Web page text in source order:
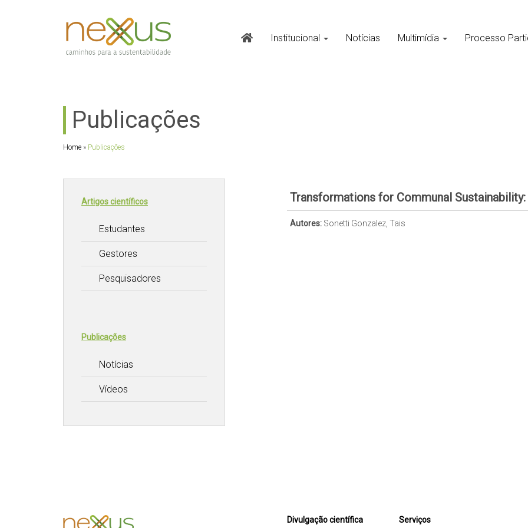
Institucional Notícias Multimídia Processo
Publicações
Home » Publicações
Artigos científicos
Estudantes
Gestores
Pesquisadores
Publicações
Notícias
Vídeos
Transformations for Communal
Autores: Sonetti Gonzalez, Tais
Divulgação científica Serviços